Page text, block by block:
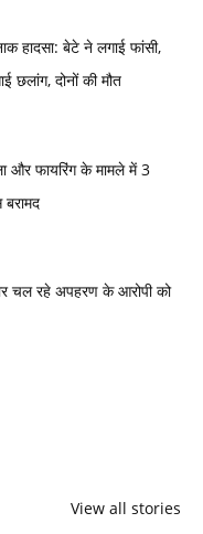
हादसा: बेटे ने लगाई फांसी,
छलांग, दोनों की मौत
और फायरिंग के मामले में 3
चल रहे अपहरण के आरोपी को
View all stories